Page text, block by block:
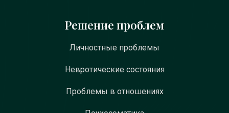
Решение проблем
Личностные проблемы
Невротические состояния
Проблемы в отношениях